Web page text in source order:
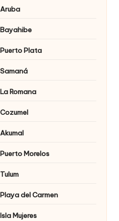
Plata
Romana
Morelos
del Carmen
Mujeres